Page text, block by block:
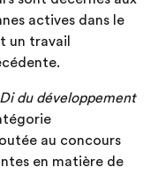
actives dans le
un travail
du développement
au concours
en matière de